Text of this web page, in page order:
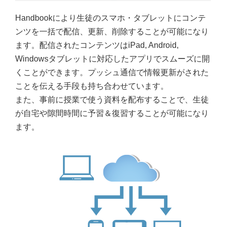
Handbookにより生徒のスマホ・タブレットにコンテ
ンツを一括で配信、更新、削除することが可能になり
ます。配信されたコンテンツはiPad, Android,
Windowsタブレットに対応したアプリでスムーズに開
くことができます。プッシュ通信で情報更新がされた
ことを伝える手段も持ち合わせています。
また、事前に授業で使う資料を配布することで、生徒
が自宅や隙間時間に予習＆復習することが可能になり
ます。